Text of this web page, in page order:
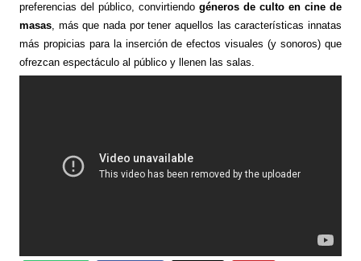
preferencias del público, convirtiendo géneros de culto en cine de
masas, más que nada por tener aquellos las características innatas
más propicias para la inserción de efectos visuales (y sonoros) que
ofrezcan espectáculo al público y llenen las salas.